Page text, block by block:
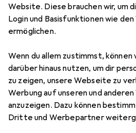
Website. Diese brauchen wir, um
Login und Basisfunktionen wie
ermöglichen.
Wenn du allem zustimmst,
darüber hinaus nutzen, um dir
zu zeigen, unsere Webseite zu
Werbung auf unseren und
anzuzeigen. Dazu können
Dritte und Werbepartner
Noreve
Preis in EUR inkl. MwSt.
EUR
87,90
1
Bewertungen